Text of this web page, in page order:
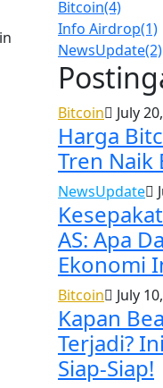
Bitcoin(4)
Info Airdrop(1)
NewsUpdate(2)
Bitcoin July
Harga
Tren Naik
NewsUpdate
AS: Apa
Ekonomi
Bitcoin July
Kapan
Terjadi?
Siap-Siap!